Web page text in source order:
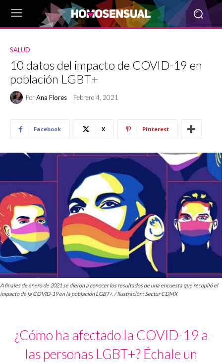
SALUD
10 datos del impacto de COVID-19 en
población LGBT+
PorAna Flores Febrero 4, 2021
Facebook X Pinterest
A finales de enero de 2021 se dieron a conocer los resultados de una encuesta que recopiló el
impacto de la COVID-19 en la población LGBT+. / Ilustración: Sectur CDMX
¿Cómo ha afectado la COVID-19 a
las personas LGBT+? Échale un